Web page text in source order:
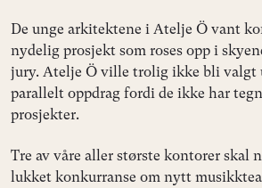
De unge arkitektene i Atelje Ö vant
nydelig prosjekt som roses opp i
jury. Atelje Ö ville trolig ikke bli valgt
parallelt oppdrag fordi de ikke har
prosjekter.
Tre av våre aller største kontorer skal
lukket konkurranse om nytt